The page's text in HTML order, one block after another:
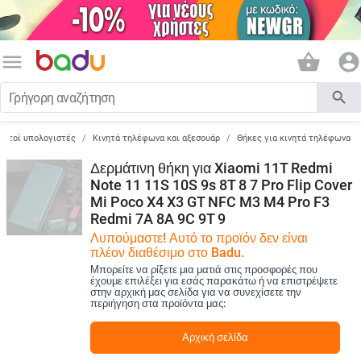
menu shopping_basket account_circle
search
υπολογιστές Κινητά τηλέφωνα και αξεσουάρ Θήκες για κινητά τηλέφωνα
Δερμάτινη θήκη για Xiaomi 11T Redmi
Note 11 11S 10S 9s 8T 8 7 Pro Flip Cover
Mi Poco X4 X3 GT NFC M3 M4 Pro F3
Redmi 7A 8A 9C 9T 9
Λυπούμαστε! Αυτό το προϊόν δεν είναι
πλέον διαθέσιμο στο Badu.
Μπορείτε να ρίξετε μια ματιά στις προσφορές που
έχουμε επιλέξει για εσάς παρακάτω ή να επιστρέψετε
στην αρχική μας σελίδα για να συνεχίσετε την
περιήγηση στα προϊόντα μας:
Αρχική σελίδα